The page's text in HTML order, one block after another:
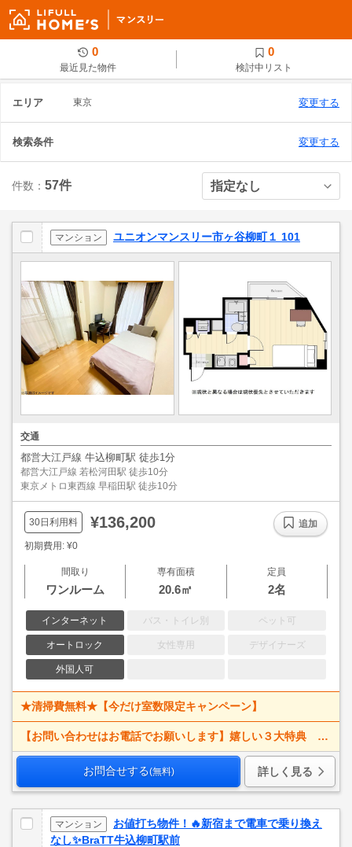
0
最近見た物件
0
検討中リスト
エリア 東京 変更する
検索条件 変更する
件数： 57件
マンション ユニオンマンスリー市ヶ谷柳町１ 101
交通
都営大江戸線 牛込柳町駅 徒歩1分
都営大江戸線 若松河田駅 徒歩10分
東京メトロ東西線 早稲田駅 徒歩10分
30日利用料 ¥136,200
初期費用: ¥0
間取り
ワンルーム
専有面積
20.6㎡
定員
2名
インターネット バス・トイレ別 ペット可
オートロック 女性専用 デザイナーズ
外国人可
追加
★清掃費無料★【今だけ室数限定キャンペーン】
【お問い合わせはお電話でお願いします】嬉しい３大特典 賃料大幅値下げ！ 寝具一式＆ベッドメイキング無料＋α
お問合せする(無料) 詳しく見る
マンション
お値打ち物件！🔥新宿まで電車で乗り換え
なし✨BraTT牛込柳町駅前